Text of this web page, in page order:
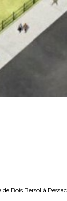
Bois Bersol à Pessac.